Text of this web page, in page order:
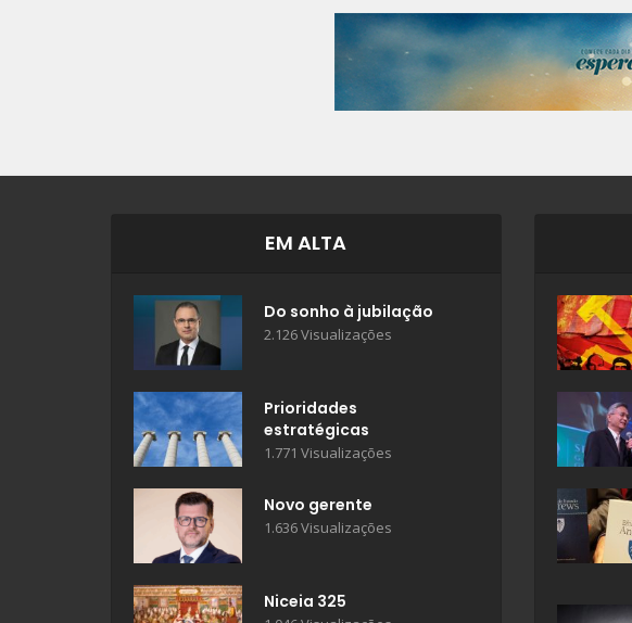
EM ALTA
Do sonho à jubilação
2.126 Visualizações
Prioridades
estratégicas
1.771 Visualizações
Novo gerente
1.636 Visualizações
Niceia 325